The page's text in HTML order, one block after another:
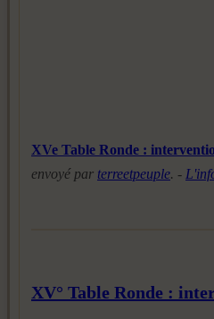
XVe Table Ronde :
envoyé par terreetpeuple. -
XV° Table Ronde :